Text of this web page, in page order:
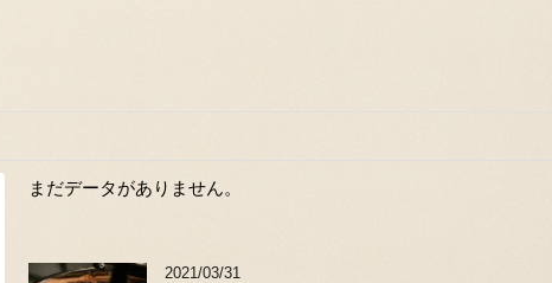
まだデータがありません。
2021/03/31